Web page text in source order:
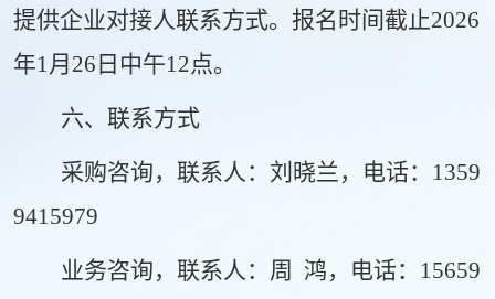
提供企业对接人联系方式。报名时间截止2026
年1月 26 日中午12点。
六、 联系方式
采购咨询， 联系人： 刘晓兰 ， 电话： 1359
9415979
业务咨询， 联系人： 周 鸿， 电话： 15659